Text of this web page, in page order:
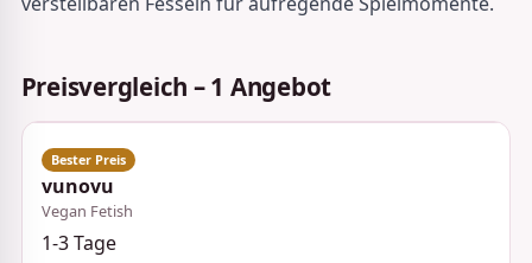
Preisvergleich – 1 Angebot
vunovu
Vegan Fetish
1-3 Tage